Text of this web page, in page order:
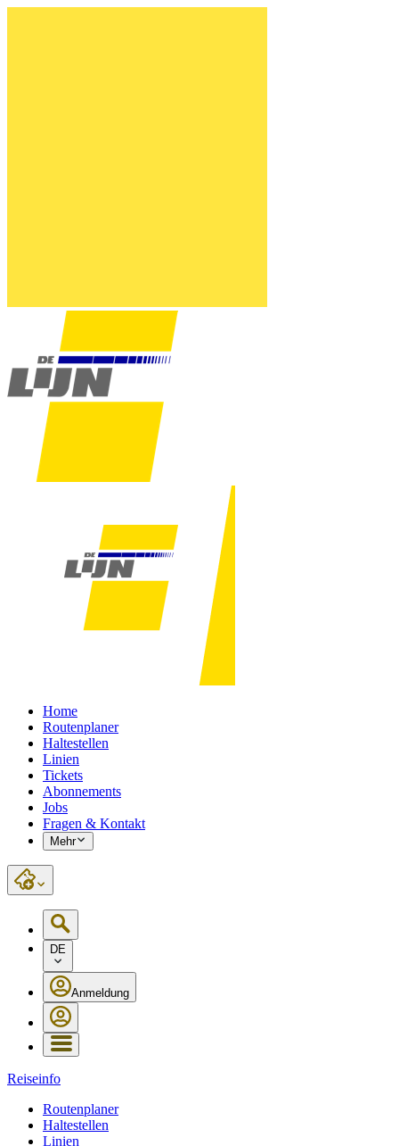
Home
Routenplaner
Haltestellen
Linien
Tickets
Abonnements
Jobs
Fragen & Kontakt
Mehr
DE
Anmeldung
Reiseinfo
Routenplaner
Haltestellen
Linien